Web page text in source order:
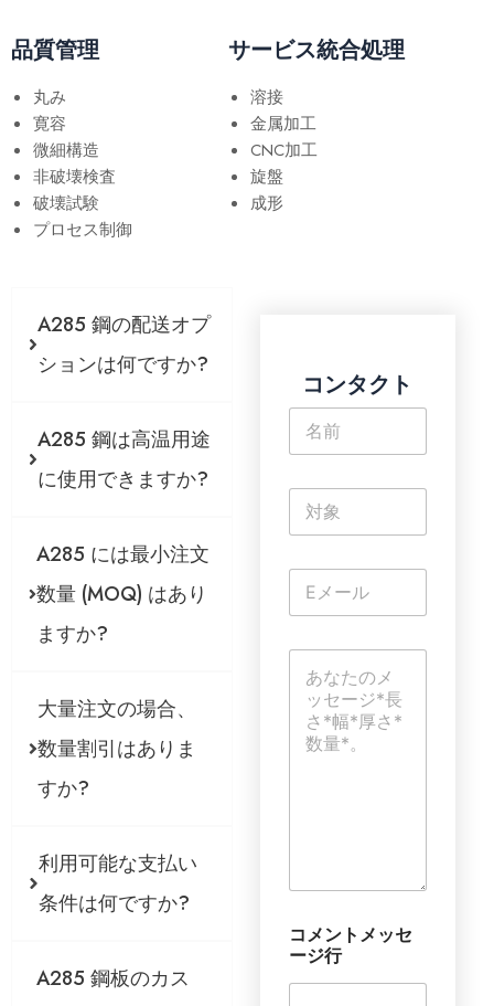
品質管理
丸み
寛容
微細構造
非破壊検査
破壊試験
プロセス制御
サービス統合処理
溶接
金属加工
CNC加工
旋盤
成形
A285 鋼の配送オプ
ションは何ですか?
A285 鋼は高温用途
に使用できますか?
A285 には最小注文
数量 (MOQ) はあり
ますか?
大量注文の場合、
数量割引はありま
すか?
利用可能な支払い
条件は何ですか?
A285 鋼板のカス
コンタクト
名
*
単
行
ト
電
メ
コ
ジ
コメントメッセ
ージ行